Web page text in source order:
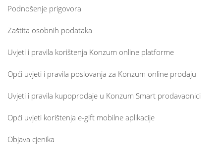
Podnošenje prigovora
Zaštita osobnih podataka
Uvjeti i pravila korištenja Konzum online platforme
Opći uvjeti i pravila poslovanja za Konzum online prodaju
Uvjeti i pravila kupoprodaje u Konzum Smart prodavaonici
Opći uvjeti korištenja e-gift mobilne aplikacije
Objava cjenika